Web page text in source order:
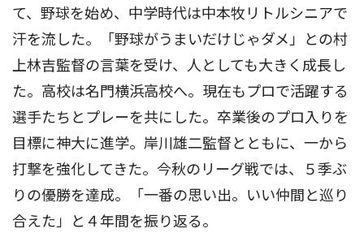
て、野球を始め、中学時代は中本牧リトルシニアで
汗を流した。「野球がうまいだけじゃダメ」との村
上林吉監督の言葉を受け、人としても大きく成長し
た。高校は名門横浜高校へ。現在もプロで活躍する
選手たちとプレーを共にした。卒業後のプロ入りを
目標に神大に進学。岸川雄二監督とともに、一から
打撃を強化してきた。今秋のリーグ戦では、５季ぶ
りの優勝を達成。「一番の思い出。いい仲間と巡り
合えた」と４年間を振り返る。